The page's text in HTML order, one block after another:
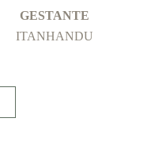
GESTANTE
ITANHANDU